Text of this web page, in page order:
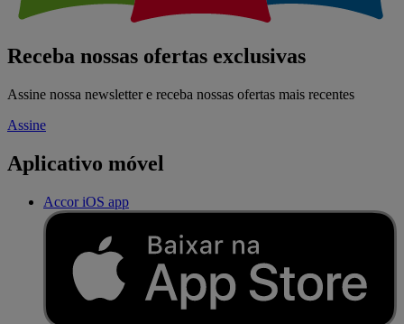
Receba nossas ofertas exclusivas
Assine nossa newsletter e receba nossas ofertas mais recentes
Assine
Aplicativo móvel
Accor iOS app